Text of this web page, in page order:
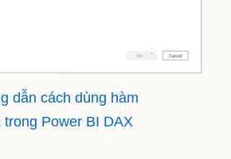
dẫn cách dùng hàm
Power BI DAX